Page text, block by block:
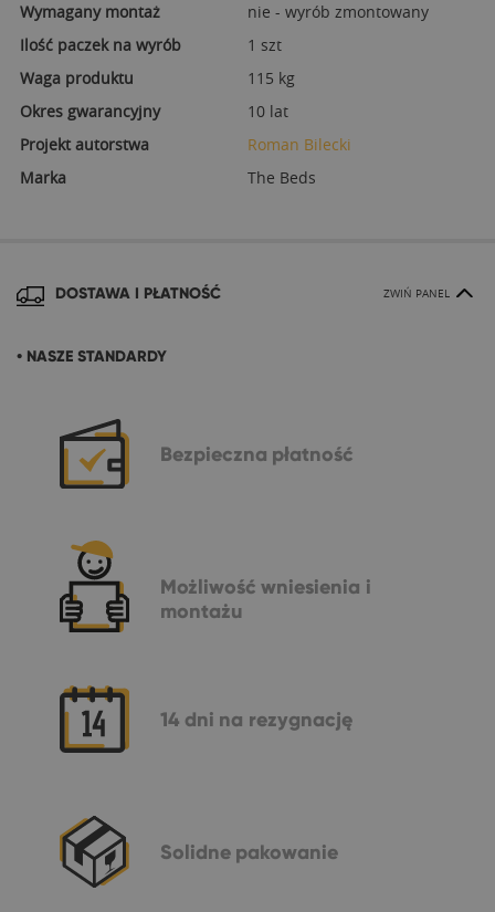
Wymagany montaż
nie - wyrób zmontowany
Ilość paczek na wyrób
1 szt
Waga produktu
115 kg
Okres gwarancyjny
10 lat
Projekt autorstwa
Roman Bilecki
Marka
The Beds
DOSTAWA I PŁATNOŚĆ ZWIŃ PANEL
• NASZE STANDARDY
Bezpieczna płatność
Możliwość wniesienia i
montażu
14 dni na rezygnację
Solidne pakowanie